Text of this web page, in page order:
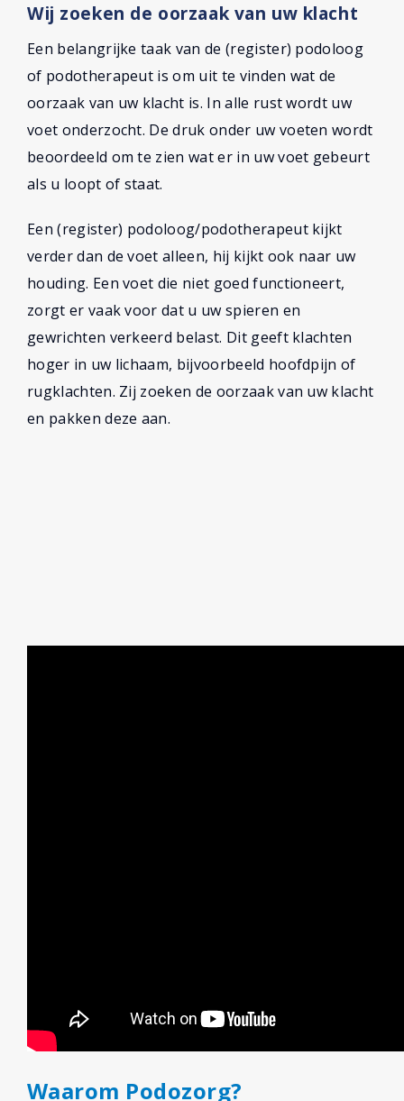
Wij zoeken de oorzaak van uw klacht
Een belangrijke taak van de (register) podoloog
of podotherapeut is om uit te vinden wat de
oorzaak van uw klacht is. In alle rust wordt uw
voet onderzocht. De druk onder uw voeten wordt
beoordeeld om te zien wat er in uw voet gebeurt
als u loopt of staat.
Een (register) podoloog/podotherapeut kijkt
verder dan de voet alleen, hij kijkt ook naar uw
houding. Een voet die niet goed functioneert,
zorgt er vaak voor dat u uw spieren en
gewrichten verkeerd belast. Dit geeft klachten
hoger in uw lichaam, bijvoorbeeld hoofdpijn of
rugklachten. Zij zoeken de oorzaak van uw klacht
en pakken deze aan.
Waarom Podozorg?